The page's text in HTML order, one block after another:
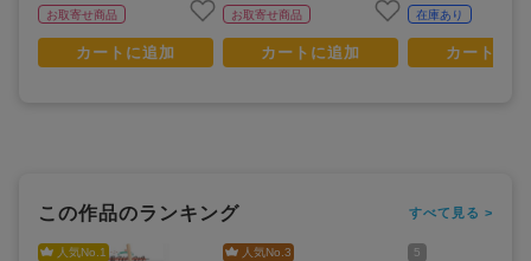
お取寄せ商品
カートに追加
お取寄せ商品
カートに追加
在庫あり
カートに
この作品のランキング すべて見る >
人気No.1 人気No.3 5